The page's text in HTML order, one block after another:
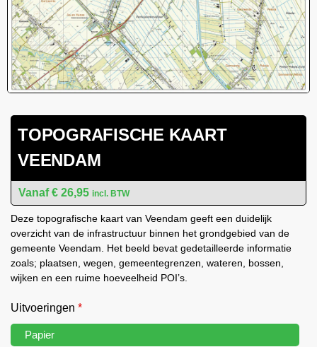
TOPOGRAFISCHE KAART
VEENDAM
€ 26,95 incl. BTW
Deze topografische kaart van Veendam geeft een duidelijk
overzicht van de infrastructuur binnen het grondgebied van de
gemeente Veendam. Het beeld bevat gedetailleerde informatie
zoals; plaatsen, wegen, gemeentegrenzen, wateren, bossen,
wijken en een ruime hoeveelheid POI’s.
Uitvoeringen *
Papier